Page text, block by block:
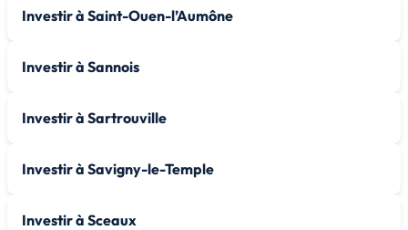
Investir à Saint-Ouen-l’Aumône
Investir à Sannois
Investir à Sartrouville
Investir à Savigny-le-Temple
Investir à Sceaux